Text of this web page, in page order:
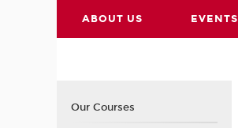
ABOUT US EVENTS
Our Courses